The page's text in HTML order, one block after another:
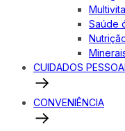
Saúde
CUIDADOS
CONVENIÊNCIA